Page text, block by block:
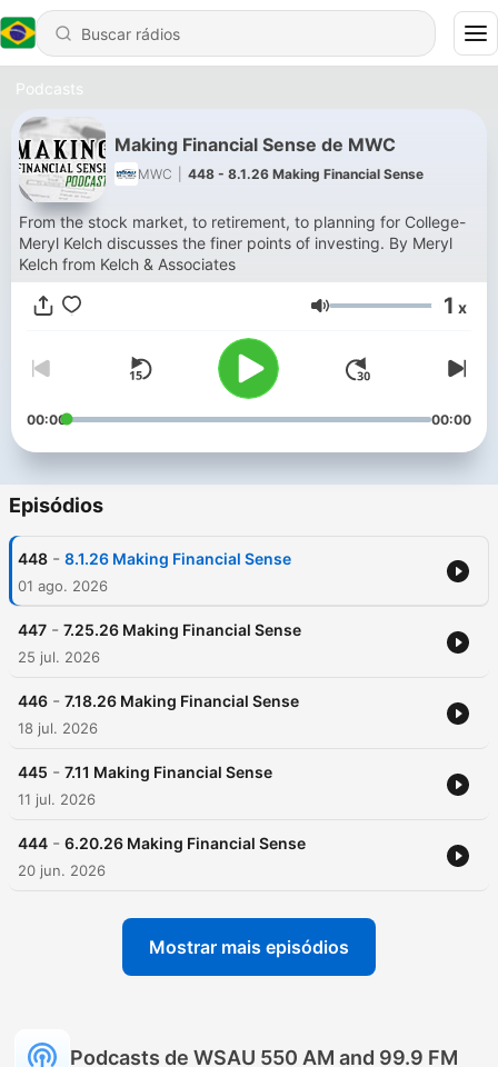
Podcasts
Making Financial Sense de MWC
MWC 448 - 8.1.26 Making Financial Sense
From the stock market, to retirement, to planning for College-
Meryl Kelch discusses the finer points of investing. By Meryl
Kelch from Kelch & Associates
Volume 1 x
00:00 00:00
Episódios
448 - 8.1.26 Making Financial Sense
01 ago. 2026
447 - 7.25.26 Making Financial Sense
25 jul. 2026
446 - 7.18.26 Making Financial Sense
18 jul. 2026
445 - 7.11 Making Financial Sense
11 jul. 2026
444 - 6.20.26 Making Financial Sense
20 jun. 2026
Mostrar mais episódios
Podcasts de WSAU 550 AM and 99.9 FM